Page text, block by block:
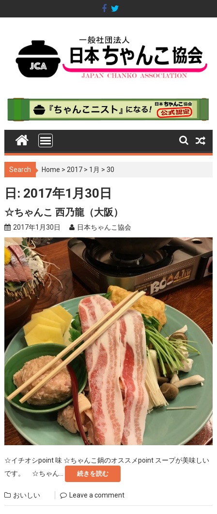
k
Search Home > 2017 > 1月 >30
日: 2017年1月30日
☆ちゃんこ 西乃龍（大阪）
2017年1月30日 日本ちゃんこ協会
☆イチオシpoint 味 ☆ちゃんこ鍋のオススメpoint スープが美味しい
です。 ☆ちゃん...
続きを読む
おいしい Leave a comment